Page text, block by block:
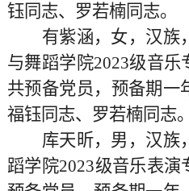
钰同志、罗若楠同志。
有紫涵， 女， 汉族，
与舞蹈学院2023级音乐
共预备党员 ，预备期一
福钰同志、罗若楠同志。
库天昕， 男 ， 汉族，
蹈学院2023级音乐表演